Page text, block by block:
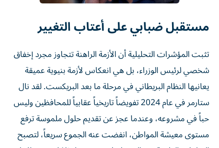
مستقبل ضبابي على أعتاب التغيير
تثبت المؤشرات التحليلية أن الأزمة الراهنة تتجاوز مجرد إخفاق
شخصي لرئيس الوزراء، بل هي انعكاس لأزمة بنيوية عميقة
يعانيها النظام البريطاني في مرحلة ما بعد البريكست. لقد نال
ستارمر في عام 2024 تفويضاً تاريخياً عقابياً للمحافظين وليس
حباً في مشروعه، وعندما عجز عن تقديم حلول ملموسة ترفع
مستوى معيشة المواطن، انفضت عنه الجموع سريعاً، لتصبح